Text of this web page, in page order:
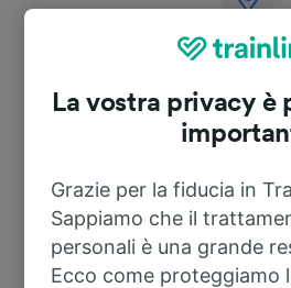
Indirizzo
Dorfstraße 31
18059 Pölchow
Deutschland
La vostra privacy è
Grazie per la fiducia in
Sappiamo che il
personali è una grande
Ecco come proteggiamo